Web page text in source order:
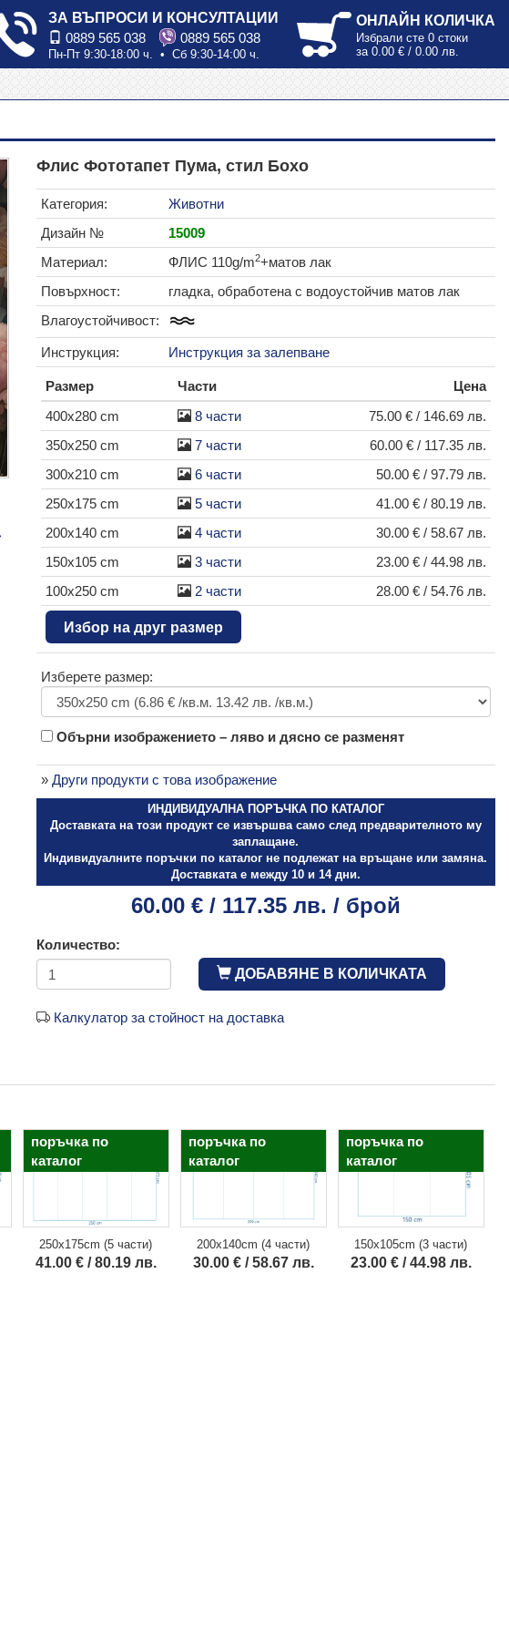
ЗА ВЪПРОСИ И КОНСУЛТАЦИИ
0889 565 038
0889 565 038
Пн-Пт 9:30-18:00 ч. • Сб 9:30-14:00 ч.
ОНЛАЙН КОЛИЧКА
Избрали сте 0 стоки
за 0.00 € / 0.00 лв.
Флис Фототапет Пума, стил Бохо
Категория:
Животни
Дизайн №
15009
Материал:
ФЛИС 110g/m2+матов лак
Повърхност:
гладка, обработена с водоустойчив матов лак
Влагоустойчивост:
Инструкция: Инструкция за залепване
Размер Части
Цена
400x280 cm
8 части
75.00 € / 146.69 лв.
350x250 cm
7 части
60.00 € / 117.35 лв.
300x210 cm
6 части
50.00 € / 97.79 лв.
250x175 cm
5 части
41.00 € / 80.19 лв.
200x140 cm
4 части
30.00 € / 58.67 лв.
150x105 cm
3 части
23.00 € / 44.98 лв.
100x250 cm
2 части 28.00 € / 54.76 лв.
Избор на друг размер
Изберете размер:
Обърни изображението – ляво и дясно се разменят
» Други продукти с това изображение
ИНДИВИДУАЛНА ПОРЪЧКА ПО КАТАЛОГ
Доставката на този продукт се извършва само след предварителното му
заплащане.
Индивидуалните поръчки по каталог не подлежат на връщане или замяна.
Доставката е между 10 и 14 дни.
60.00 € / 117.35 лв. / брой
Количество:
ДОБАВЯНЕ В КОЛИЧКАТА
Калкулатор за стойност на доставка
поръчка по
каталог
250x175cm (5 части)
41.00 € / 80.19 лв.
поръчка по
каталог
200x140cm (4 части)
30.00 € / 58.67 лв.
поръчка по
каталог
150x105cm (3 части)
23.00 € / 44.98 лв.